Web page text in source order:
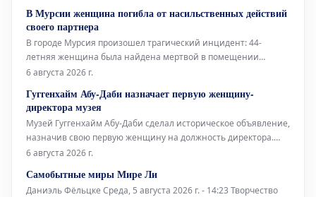
В Мурсии женщина погибла от насильственных действий
своего партнера
В городе Мурсия произошел трагический инцидент: 44-
летняя женщина была найдена мертвой в помещении
обувной мастерской. Согласно предварительным данным,
предположительно нанесенные ее партнером. Тело погибшей
обнаружили в одной из торговых галерей коммерчес
6 августа 2026 г.
Гуггенхайм Абу-Даби назначает первую женщину-
директора музея
Музей Гуггенхайм Абу-Даби сделал историческое объявление,
назначив свою первую женщину на должность директора.
Это значительное событие открывает новую главу в
6 августа 2026 г.
Самобытные миры Мире Ли
Даниэль Фёльцке Среда, 5 августа 2026 г. - 14:23 Творчество